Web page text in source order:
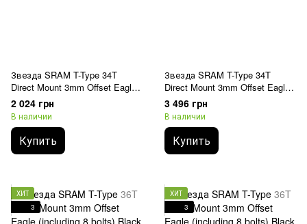
Звезда SRAM T-Type 34T
Direct Mount 3mm Offset Eagle
(including 8 bolts) Dark Polar
Grey - GX D1
2 024 грн
В наличии
Купить
Звезда SRAM T-Type 34T
Direct Mount 3mm Offset Eagle
(including 8 bolts) Black - X0 D1
3 496 грн
В наличии
Купить
ХИТ
3
ХИТ
3